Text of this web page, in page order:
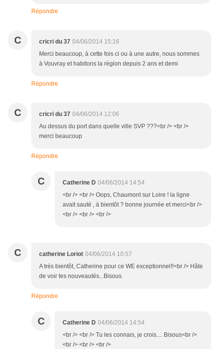
Répondre
C cricri du 37 04/06/2014 15:16
Merci beaucoup, à cette fois ci ou à une autre, nous sommes
à Vouvray et habitons la région depuis 2 ans et demi
Répondre
C cricri du 37 04/06/2014 12:06
Au dessus du port dans quelle ville SVP ???<br /> <br />
merci beaucoup
Répondre
C Catherine D 04/06/2014 14:54
<br /> <br /> Oops, Chaumont sur Loire ! la ligne
avait sauté , à bientôt ? bonne journée et merci<br />
<br /> <br /> <br />
C catherine Loriot 04/06/2014 10:57
A très bientôt, Catherine pour ce WE exceptionnel!!<br /> Hâte
de voir tes nouveautés...Bisous
Répondre
C Catherine D 04/06/2014 14:54
<br /> <br /> Tu les connais, je crois.... Bisous<br />
<br /> <br /> <br />